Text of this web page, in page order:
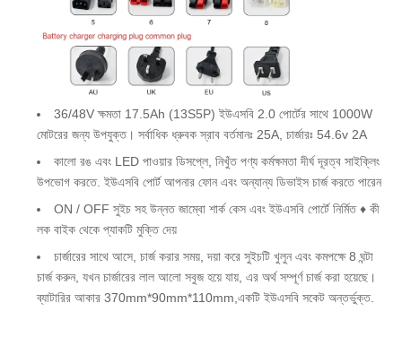
36/48V ক্ষমতা 17.5Ah (13S5P) ইউএসবি 2.0 পোর্টের সাথে 1000W
মোটরের জন্য উপযুক্ত। সর্বাধিক ধ্রুবক স্রাব বর্তমানঃ 25A, চার্জারঃ 54.6v 2A
কালো রঙ এবং LED পাওয়ার ডিসপ্লে, নিখুঁত পণ্য কর্মক্ষমতা দীর্ঘ দূরত্ব সাইক্লিং
উপভোগ করতে. ইউএসবি পোর্ট আপনার ফোন এবং অন্যান্য ডিভাইস চার্জ করতে পারেন
ON / OFF সুইচ সহ উন্নত জাম্বো শার্ক কেস এবং ইউএসবি পোর্টে নির্মিত ♦ কী
লক বাইক থেকে প্যাকটি মুক্তি দেয়
চার্জারের সাথে আসে, চার্জ করার সময়, দয়া করে সুইচটি খুলুন এবং কমপক্ষে 8 ঘন্টা
চার্জ করুন, যখন চার্জারের লাল আলো সবুজ হয়ে যায়, এর অর্থ সম্পূর্ণ চার্জ করা হয়েছে।
ব্যাটারির আকার 370mm*90mm*110mm,একটি ইউএসবি সকেট অন্তর্ভুক্ত.